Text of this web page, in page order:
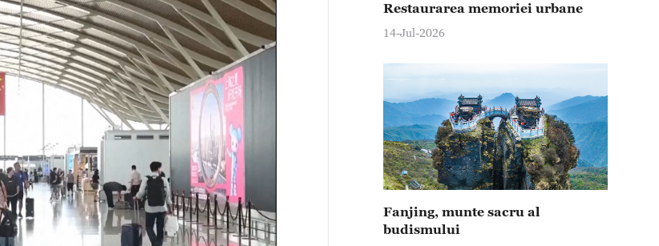
Restaurarea memoriei urbane
14-Jul-2026
Fanjing, munte sacru al
budismului